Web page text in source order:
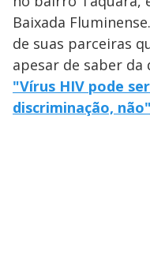
Baixada
de suas parceiras
apesar de saber da
"Vírus HIV pode
discriminação,